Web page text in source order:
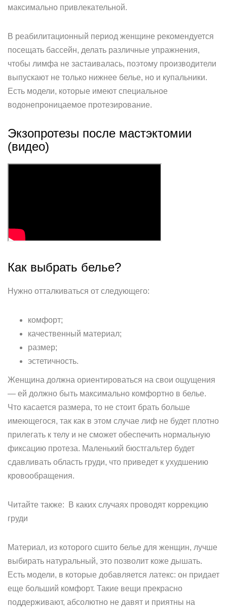
максимально привлекательной.
В реабилитационный период женщине рекомендуется
посещать бассейн, делать различные упражнения,
чтобы лимфа не застаивалась, поэтому производители
выпускают не только нижнее белье, но и купальники.
Есть модели, которые имеют специальное
водонепроницаемое протезирование.
Экзопротезы после мастэктомии
(видео)
Как выбрать белье?
Нужно отталкиваться от следующего:
комфорт;
качественный материал;
размер;
эстетичность.
Женщина должна ориентироваться на свои ощущения
— ей должно быть максимально комфортно в белье.
Что касается размера, то не стоит брать больше
имеющегося, так как в этом случае лиф не будет плотно
прилегать к телу и не сможет обеспечить нормальную
фиксацию протеза. Маленький бюстгальтер будет
сдавливать область груди, что приведет к ухудшению
кровообращения.
Читайте также: В каких случаях проводят коррекцию
груди
Материал, из которого сшито белье для женщин, лучше
выбирать натуральный, это позволит коже дышать.
Есть модели, в которые добавляется латекс: он придает
еще больший комфорт. Такие вещи прекрасно
поддерживают, абсолютно не давят и приятны на